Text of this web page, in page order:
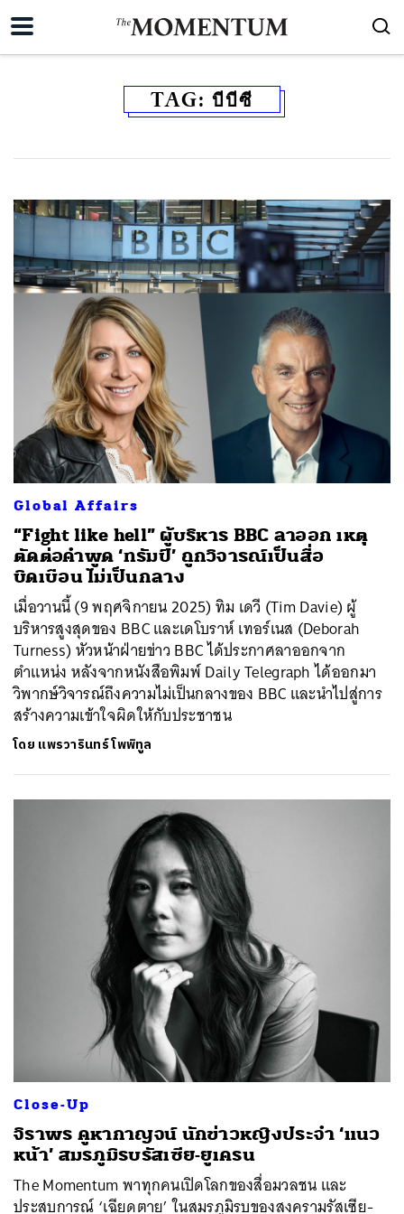
TAG: บีบีซี
Global Affairs
“Fight like hell” ผู้บริหาร BBC ลาออก เหตุ
ตัดต่อคำพูด ‘ทรัมป์’ ถูกวิจารณ์เป็นสื่อ
บิดเบือน ไม่เป็นกลาง
เมื่อวานนี้ (9 พฤศจิกายน 2025) ทิม เดวี (Tim Davie) ผู้
บริหารสูงสุดของ BBC และเดโบราห์ เทอร์เนส (Deborah
Turness) หัวหน้าฝ่ายข่าว BBC ได้ประกาศลาออกจาก
ตำแหน่ง หลังจากหนังสือพิมพ์ Daily Telegraph ได้ออกมา
วิพากษ์วิจารณ์ถึงความไม่เป็นกลางของ BBC และนำไปสู่การ
สร้างความเข้าใจผิดให้กับประชาชน
โดย แพรวารินทร์ โพพิทูล
Close-Up
จิราพร คูหากาญจน์ นักข่าวหญิงประจำ ‘แนว
หน้า’ สมรภูมิรบรัสเซีย-ยูเครน
The Momentum พาทุกคนเปิดโลกของสื่อมวลชน และ
ประสบการณ์ ‘เฉียดตาย’ ในสมรภูมิรบของสงครามรัสเซีย-